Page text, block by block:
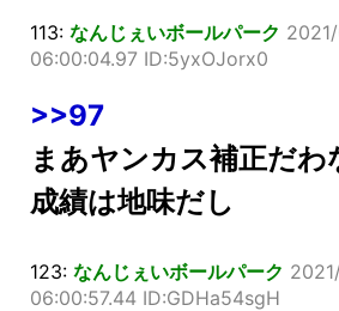
113: なんじぇいボールパーク
06:00:04.97 ID:5yxOJorx0
>>97
まあヤンカス補正だわ
成績は地味だし
123: なんじぇいボールパーク
06:00:57.44 ID:GDHa54sgH